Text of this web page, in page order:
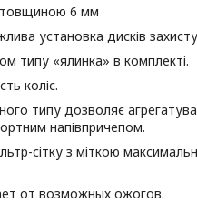
товщиною 6 мм
установка дисків
типу «ялинка» в комплекті.
коліс.
типу дозволяє
напівпричепом.
сітку з міткою
от возможных ожогов.